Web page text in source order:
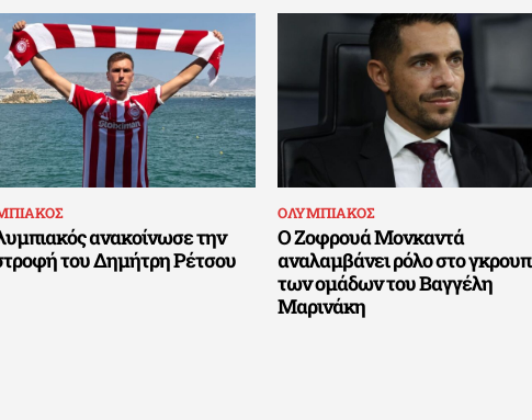
ανακοίνωσε την
του Δημήτρη Ρέτσου
ΟΛΥΜΠΙΑΚΟΣ
Ο Ζοφρουά Μονκαντά
αναλαμβάνει ρόλο στο γκρουπ
των ομάδων του Βαγγέλη
Μαρινάκη